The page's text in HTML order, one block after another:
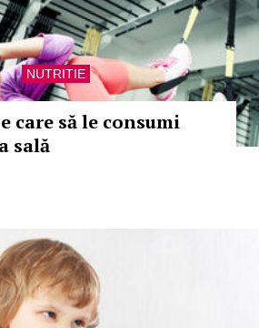
NUTRITIE
care să le consumi
sală